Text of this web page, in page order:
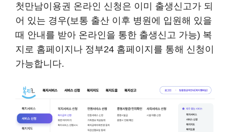
첫만남이용권 온라인 신청은 이미 출생신고가 되
어 있는 경우(보통 출산 이후 병원에 입원해 있을
때 안내를 받아 온라인을 통한 출생신고 가능) 복
지로 홈페이지나 정부24 홈페이지를 통해 신청이
가능합니다.